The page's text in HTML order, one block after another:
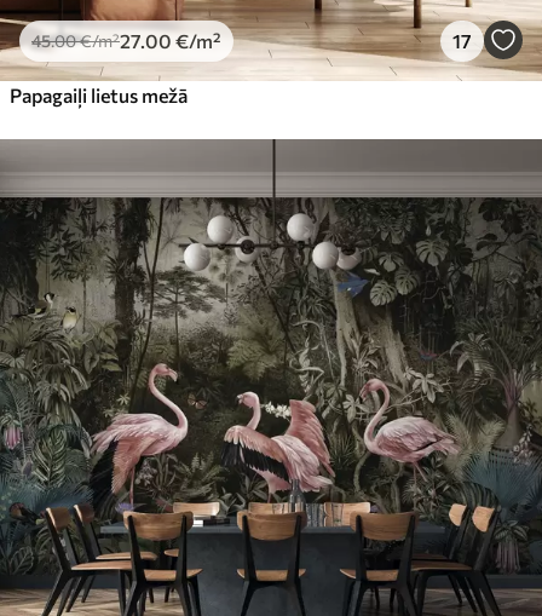
45.00€/m²27 .00 €/m² 17
Papagaiļi lietus mežā